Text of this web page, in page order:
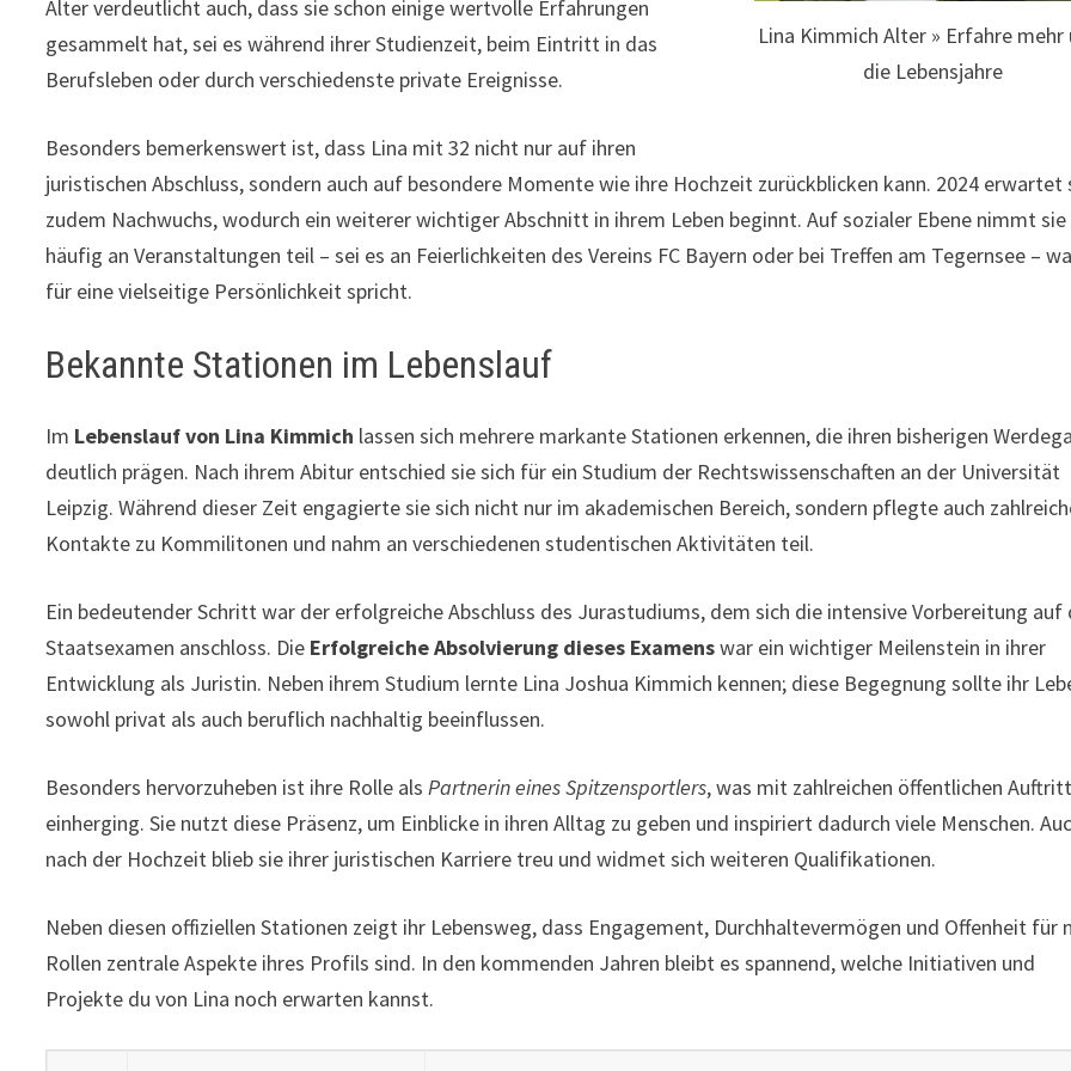
Lina Kimmich Alter » Erfahre mehr
die Lebensjahre
Alter verdeutlicht auch, dass sie schon einige wertvolle Erfahrungen
gesammelt hat, sei es während ihrer Studienzeit, beim Eintritt in das
Berufsleben oder durch verschiedenste private Ereignisse.
Besonders bemerkenswert ist, dass Lina mit 32 nicht nur auf ihren
juristischen Abschluss, sondern auch auf besondere Momente wie ihre Hochzeit zurückblicken kann. 2024 erwartet
zudem Nachwuchs, wodurch ein weiterer wichtiger Abschnitt in ihrem Leben beginnt. Auf sozialer Ebene nimmt sie
häufig an Veranstaltungen teil – sei es an Feierlichkeiten des Vereins FC Bayern oder bei Treffen am Tegernsee –
für eine vielseitige Persönlichkeit spricht.
Bekannte Stationen im Lebenslauf
Im Lebenslauf von Lina Kimmich lassen sich mehrere markante Stationen erkennen, die ihren bisherigen
deutlich prägen. Nach ihrem Abitur entschied sie sich für ein Studium der Rechtswissenschaften an der Universität
Leipzig. Während dieser Zeit engagierte sie sich nicht nur im akademischen Bereich, sondern pflegte auch
Kontakte zu Kommilitonen und nahm an verschiedenen studentischen Aktivitäten teil.
Ein bedeutender Schritt war der erfolgreiche Abschluss des Jurastudiums, dem sich die intensive Vorbereitung auf
Staatsexamen anschloss. Die Erfolgreiche Absolvierung dieses Examenswar ein wichtiger Meilenstein in ihrer
Entwicklung als Juristin. Neben ihrem Studium lernte Lina Joshua Kimmich kennen; diese Begegnung sollte ihr
sowohl privat als auch beruflich nachhaltig beeinflussen.
Besonders hervorzuheben ist ihre Rolle alsPartnerin eines Spitzensportlers, was mit zahlreichen öffentlichen
einherging. Sie nutzt diese Präsenz, um Einblicke in ihren Alltag zu geben und inspiriert dadurch viele Menschen.
nach der Hochzeit blieb sie ihrer juristischen Karriere treu und widmet sich weiteren Qualifikationen.
Neben diesen offiziellen Stationen zeigt ihr Lebensweg, dass Engagement, Durchhaltevermögen und Offenheit für
Rollen zentrale Aspekte ihres Profils sind. In den kommenden Jahren bleibt es spannend, welche Initiativen und
Projekte du von Lina noch erwarten kannst.